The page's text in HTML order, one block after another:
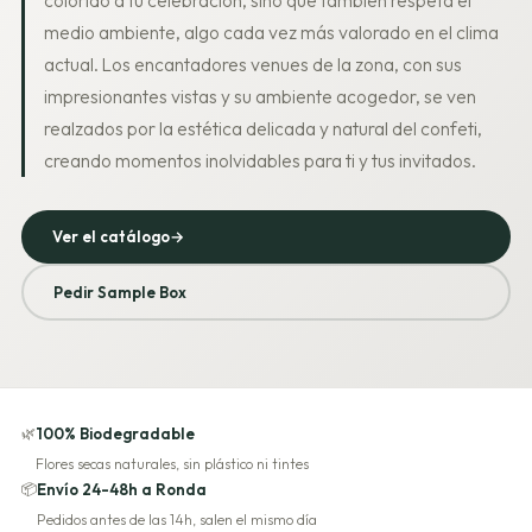
medio ambiente, algo cada vez más valorado en el clima
actual. Los encantadores venues de la zona, con sus
impresionantes vistas y su ambiente acogedor, se ven
realzados por la estética delicada y natural del confeti,
creando momentos inolvidables para ti y tus invitados.
Ver el catálogo→
Pedir Sample Box
🌿100% Biodegradable
Flores secas naturales, sin plástico ni tintes
📦Envío 24-48h a Ronda
Pedidos antes de las 14h, salen el mismo día